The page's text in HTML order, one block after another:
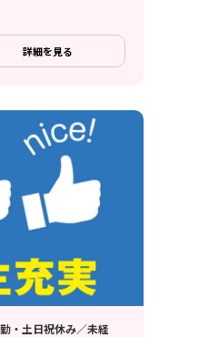
詳細を見る
・土日祝休み／未経